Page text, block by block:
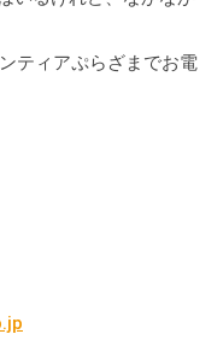
ティアぷらざまでお電